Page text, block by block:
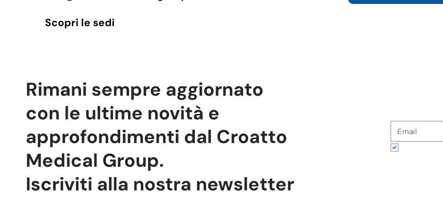
Scopri le sedi
Rimani sempre aggiornato
con le ultime novità e
approfondimenti dal Croatto
Medical Group.
Iscriviti alla nostra newsletter